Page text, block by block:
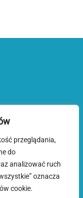
przeglądania,
do
analizować ruch
oznacza
cookie.
Blog o Krecie
www